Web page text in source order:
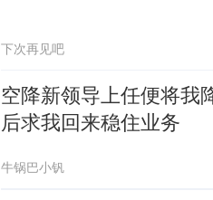
下次再见吧
空降新领导上任便将我
后求我回来稳住业务
牛锅巴小钒